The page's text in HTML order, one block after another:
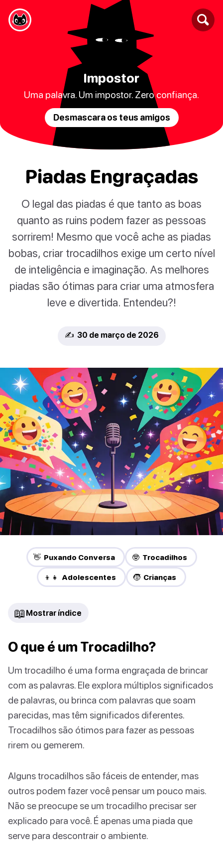
Impostor
Uma palavra. Um impostor. Zero confiança.
Desmascara os teus amigos
Piadas Engraçadas
O legal das piadas é que tanto as boas
quanto as ruins podem fazer as pessoas
sorrirem! Mesmo que você ache as piadas
bobas, criar trocadilhos exige um certo nível
de inteligência e imaginação. As melhores
piadas são ótimas para criar uma atmosfera
leve e divertida. Entendeu?!
✍️ 30 de março de 2026
👋 Puxando Conversa 🤓 Trocadilhos
👦👧 Adolescentes 🧒 Crianças
📖 Mostrar índice
O que é um Trocadilho?
Um trocadilho é uma forma engraçada de brincar
com as palavras. Ele explora múltiplos significados
de palavras, ou brinca com palavras que soam
parecidas, mas têm significados diferentes.
Trocadilhos são ótimos para fazer as pessoas
rirem ou gemerem.
Alguns trocadilhos são fáceis de entender, mas
outros podem fazer você pensar um pouco mais.
Não se preocupe se um trocadilho precisar ser
explicado para você. É apenas uma piada que
serve para descontrair o ambiente.